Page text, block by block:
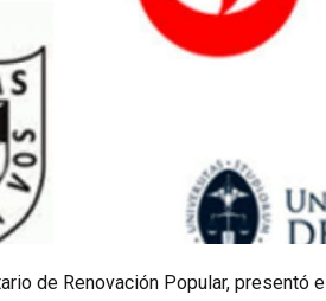
de Renovación Popular, presentó